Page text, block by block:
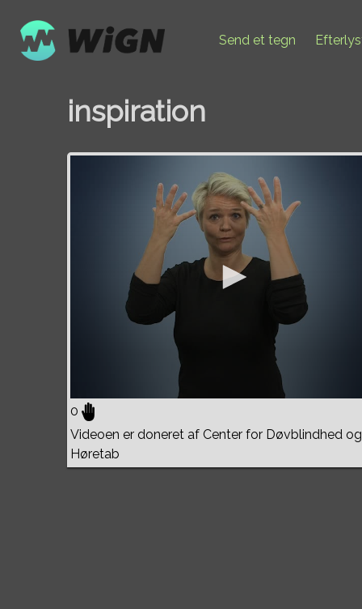
Send et tegn
inspiration
0
Videoen er doneret af Center for Døvblindhed og
Høretab